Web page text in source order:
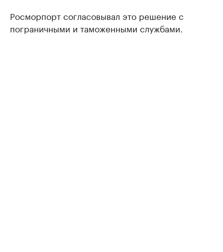
Росморпорт согласовывал это решение с
пограничными и таможенными службами.